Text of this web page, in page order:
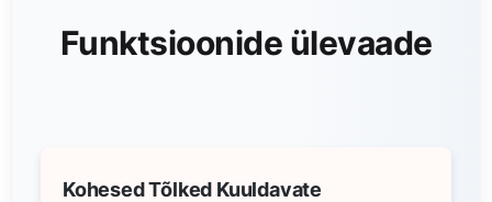
Funktsioonide ülevaade
Kohesed Tõlked Kuuldavate